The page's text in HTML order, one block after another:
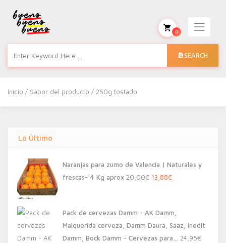
SEARCH
0
Inicio / Sabor del producto / 250g tostado
Lo Último
Naranjas para zumo de Valencia | Naturales y
frescas- 4 Kg aprox 20,00€ El
era:
20,00€.
13,88€El
es:
13,88€.
Pack de cervezas Damm - AK Damm,
Malquerida cerveza, Damm Daura, Saaz, Inedit
Damm, Bock Damm - Cervezas para… 24,95€